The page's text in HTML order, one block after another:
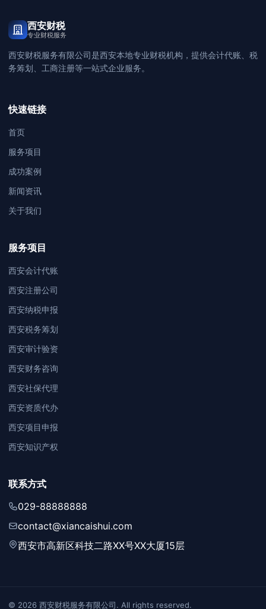
西安财税
专业财税服务
西安财税服务有限公司是西安本地专业财税机构，提供会计代账、税
务筹划、工商注册等一站式企业服务。
快速链接
首页
服务项目
成功案例
新闻资讯
关于我们
服务项目
西安会计代账
西安注册公司
西安纳税申报
西安税务筹划
西安审计验资
西安财务咨询
西安社保代理
西安资质代办
西安项目申报
西安知识产权
联系方式
029-88888888
contact@xiancaishui.com
西安市高新区科技二路XX号XX大厦15层
© 2026 西安财税服务有限公司. All rights reserved.